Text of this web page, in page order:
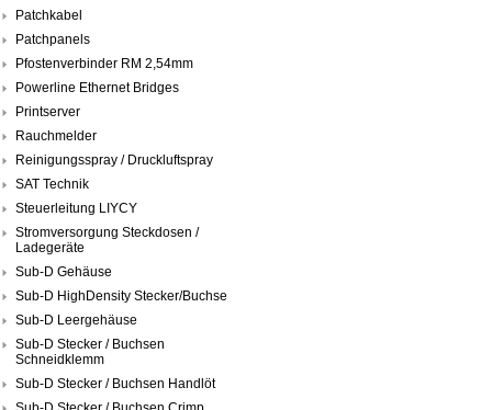
Patchkabel
Patchpanels
Pfostenverbinder RM 2,54mm
Powerline Ethernet Bridges
Printserver
Rauchmelder
Reinigungsspray / Druckluftspray
SAT Technik
Steuerleitung LIYCY
Stromversorgung Steckdosen /
Ladegeräte
Sub-D Gehäuse
Sub-D HighDensity Stecker/Buchse
Sub-D Leergehäuse
Sub-D Stecker / Buchsen
Schneidklemm
Sub-D Stecker / Buchsen Handlöt